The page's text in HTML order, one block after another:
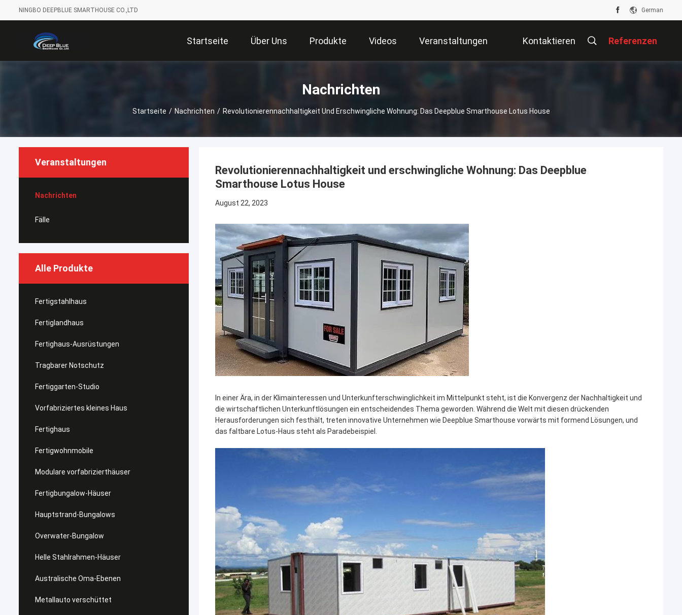
NINGBO DEEPBLUE SMARTHOUSE CO.,LTD German
Startseite Über Uns Produkte Videos Veranstaltungen Kontaktieren Referenzen
Nachrichten
Startseite / Nachrichten / Revolutionierennachhaltigkeit Und Erschwingliche Wohnung: Das Deepblue Smarthouse Lotus House
Veranstaltungen
Nachrichten
Fälle
Alle Produkte
Fertigstahlhaus
Fertiglandhaus
Fertighaus-Ausrüstungen
Tragbarer Notschutz
Fertiggarten-Studio
Vorfabriziertes kleines Haus
Fertighaus
Fertigwohnmobile
Modulare vorfabrizierthäuser
Fertigbungalow-Häuser
Hauptstrand-Bungalows
Overwater-Bungalow
Helle Stahlrahmen-Häuser
Australische Oma-Ebenen
Metallauto verschüttet
Revolutionierennachhaltigkeit und erschwingliche Wohnung: Das Deepblue
Smarthouse Lotus House
August 22, 2023
In einer Ära, in der Klimainteressen und Unterkunfterschwinglichkeit im Mittelpunkt steht, ist die Konvergenz der Nachhaltigkeit und
die wirtschaftlichen Unterkunftlösungen ein entscheidendes Thema geworden. Während die Welt mit diesen drückenden
Herausforderungen sich festhält, treten innovative Unternehmen wie Deepblue Smarthouse vorwärts mit formend Lösungen, und
das faltbare Lotus-Haus steht als Paradebeispiel.